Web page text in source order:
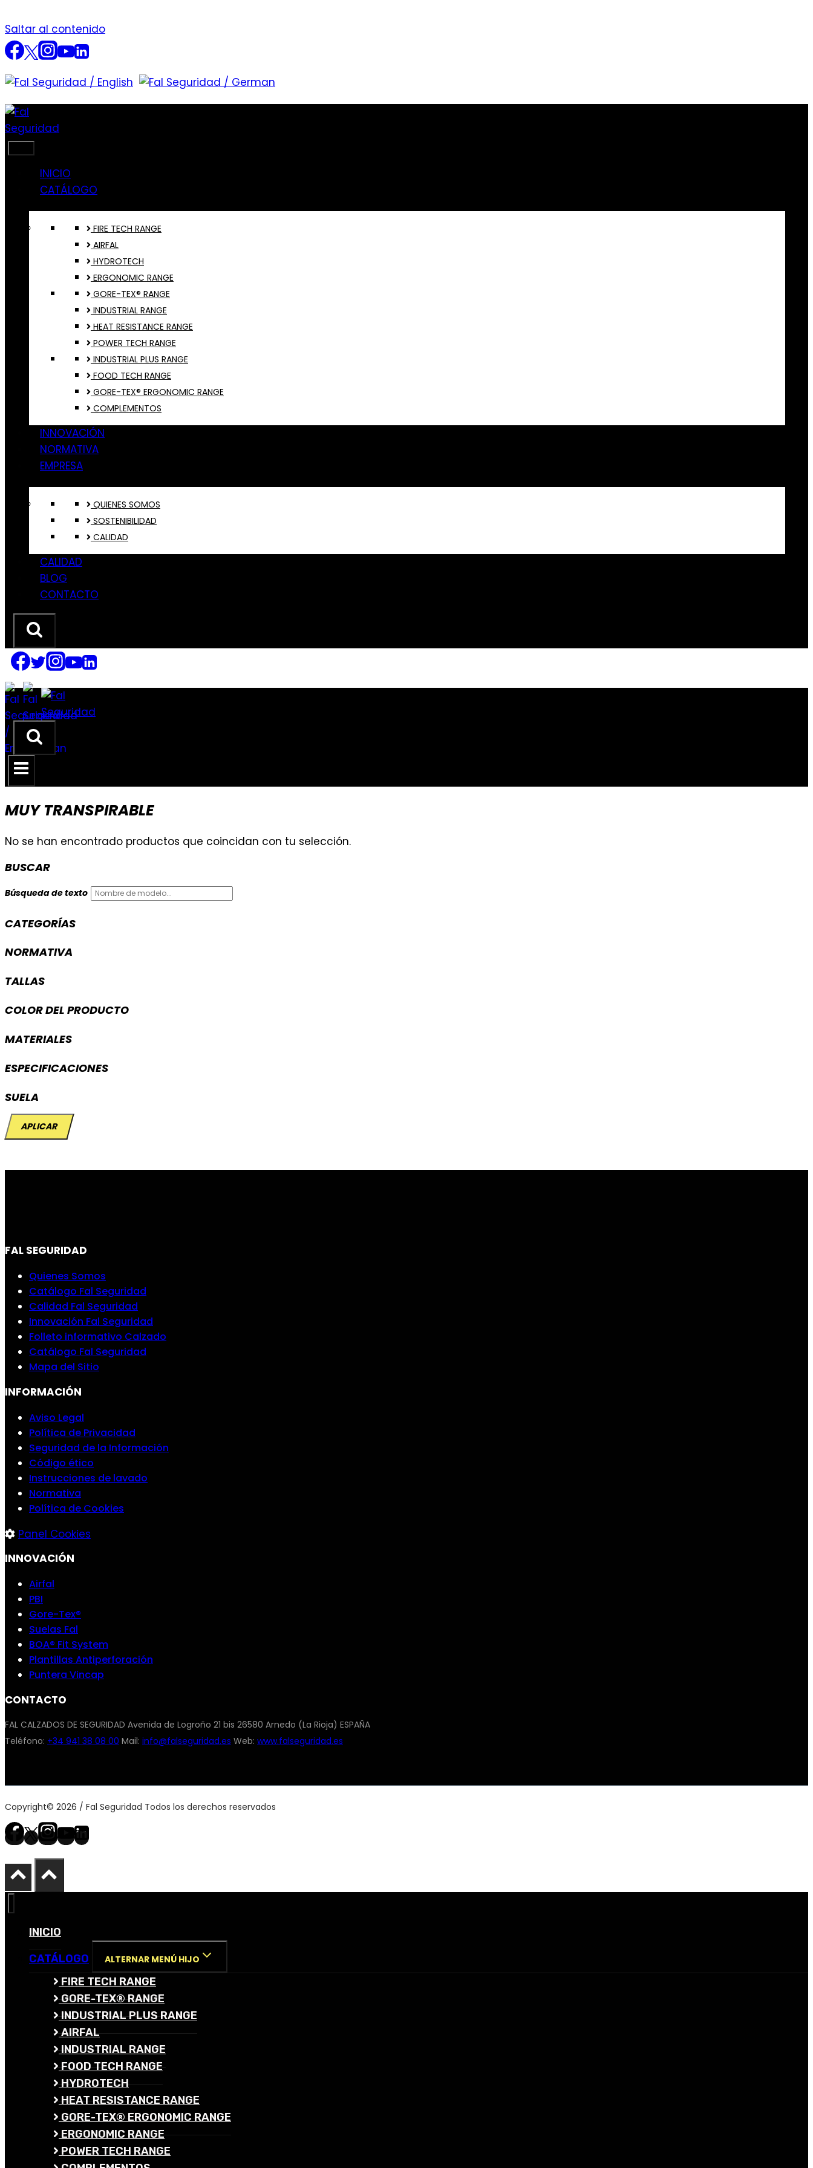
Saltar al contenido
INICIO
CATÁLOGO
FIRE TECH RANGE
AIRFAL
HYDROTECH
ERGONOMIC RANGE
GORE-TEX® RANGE
INDUSTRIAL RANGE
HEAT RESISTANCE RANGE
POWER TECH RANGE
INDUSTRIAL PLUS RANGE
FOOD TECH RANGE
GORE-TEX® ERGONOMIC RANGE
COMPLEMENTOS
INNOVACIÓN
NORMATIVA
EMPRESA
QUIENES SOMOS
SOSTENIBILIDAD
CALIDAD
CALIDAD
BLOG
CONTACTO
MUY TRANSPIRABLE
No se han encontrado productos que coincidan con tu selección.
BUSCAR
Búsqueda de texto
CATEGORÍAS
NORMATIVA
TALLAS
COLOR DEL PRODUCTO
MATERIALES
ESPECIFICACIONES
SUELA
APLICAR
FAL SEGURIDAD
Quienes Somos
Catálogo Fal Seguridad
Calidad Fal Seguridad
Innovación Fal Seguridad
Folleto informativo Calzado
Catálogo Fal Seguridad
Mapa del Sitio
INFORMACIÓN
Aviso Legal
Política de Privacidad
Seguridad de la Información
Código ético
Instrucciones de lavado
Normativa
Política de Cookies
Panel Cookies
INNOVACIÓN
Airfal
PBI
Gore-Tex®
Suelas Fal
BOA® Fit System
Plantillas Antiperforación
Puntera Vincap
CONTACTO
FAL CALZADOS DE SEGURIDAD Avenida de Logroño 21 bis 26580 Arnedo (La Rioja) ESPAÑA
Teléfono: +34 941 38 08 00 Mail: info@falseguridad.es Web: www.falseguridad.es
Copyright© 2026 / Fal Seguridad Todos los derechos reservados
INICIO
CATÁLOGO
ALTERNAR MENÚ HIJO
FIRE TECH RANGE
GORE-TEX® RANGE
INDUSTRIAL PLUS RANGE
AIRFAL
INDUSTRIAL RANGE
FOOD TECH RANGE
HYDROTECH
HEAT RESISTANCE RANGE
GORE-TEX® ERGONOMIC RANGE
ERGONOMIC RANGE
POWER TECH RANGE